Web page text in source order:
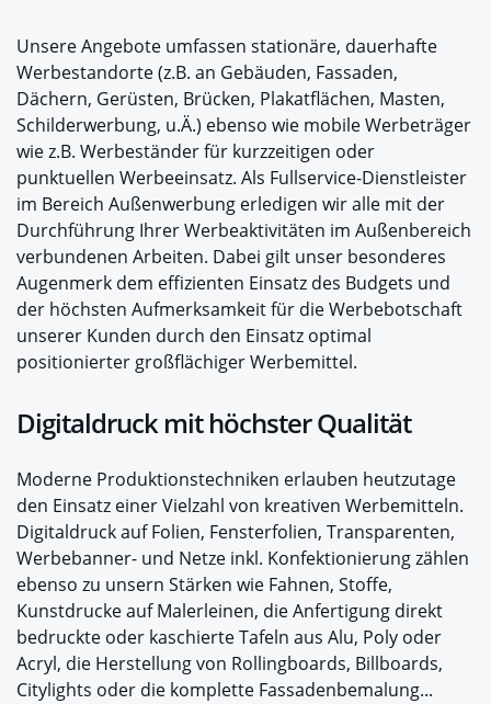
Unsere Angebote umfassen stationäre, dauerhafte
Werbestandorte (z.B. an Gebäuden, Fassaden,
Dächern, Gerüsten, Brücken, Plakatflächen, Masten,
Schilderwerbung, u.Ä.) ebenso wie mobile Werbeträger
wie z.B. Werbeständer für kurzzeitigen oder
punktuellen Werbeeinsatz. Als Fullservice-Dienstleister
im Bereich Außenwerbung erledigen wir alle mit der
Durchführung Ihrer Werbeaktivitäten im Außenbereich
verbundenen Arbeiten. Dabei gilt unser besonderes
Augenmerk dem effizienten Einsatz des Budgets und
der höchsten Aufmerksamkeit für die Werbebotschaft
unserer Kunden durch den Einsatz optimal
positionierter großflächiger Werbemittel.
Digitaldruck mit höchster Qualität
Moderne Produktionstechniken erlauben heutzutage
den Einsatz einer Vielzahl von kreativen Werbemitteln.
Digitaldruck auf Folien, Fensterfolien, Transparenten,
Werbebanner- und Netze inkl. Konfektionierung zählen
ebenso zu unsern Stärken wie Fahnen, Stoffe,
Kunstdrucke auf Malerleinen, die Anfertigung direkt
bedruckte oder kaschierte Tafeln aus Alu, Poly oder
Acryl, die Herstellung von Rollingboards, Billboards,
Citylights oder die komplette Fassadenbemalung...